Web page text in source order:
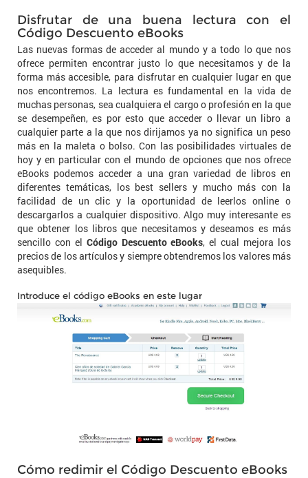
Disfrutar de una buena lectura con el
Código Descuento eBooks
Las nuevas formas de acceder al mundo y a todo lo que nos
ofrece permiten encontrar justo lo que necesitamos y de la
forma más accesible, para disfrutar en cualquier lugar en que
nos encontremos. La lectura es fundamental en la vida de
muchas personas, sea cualquiera el cargo o profesión en la que
se desempeñen, es por esto que acceder o llevar un libro a
cualquier parte a la que nos dirijamos ya no significa un peso
más en la maleta o bolso. Con las posibilidades virtuales de
hoy y en particular con el mundo de opciones que nos ofrece
eBooks podemos acceder a una gran variedad de libros en
diferentes temáticas, los best sellers y mucho más con la
facilidad de un clic y la oportunidad de leerlos online o
descargarlos a cualquier dispositivo. Algo muy interesante es
que obtener los libros que necesitamos y deseamos es más
sencillo con el Código Descuento eBooks, el cual mejora los
precios de los artículos y siempre obtendremos los valores más
asequibles.
Introduce el código eBooks en este lugar
Cómo redimir el Código Descuento eBooks